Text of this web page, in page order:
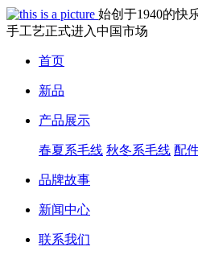
始创于1940的快
手工艺正式进入中国市场
首页
新品
产品展示
春夏系毛线 秋冬系毛线 配
品牌故事
新闻中心
联系我们